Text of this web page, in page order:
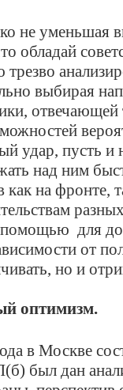
не уменьшая
обладай
выбирая
удар, пусть
над ним
как на фронте,
для
от
но и
оптимизм.
в Москве
был дан